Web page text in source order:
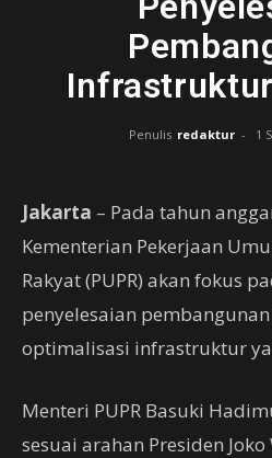
Penulis redaktur - 1
Jakarta – Pada tahun
Kementerian Pekerjaan
Rakyat (PUPR) akan fokus
penyelesaian
optimalisasi infrastruktur
Menteri PUPR Basuki
sesuai arahan Presiden